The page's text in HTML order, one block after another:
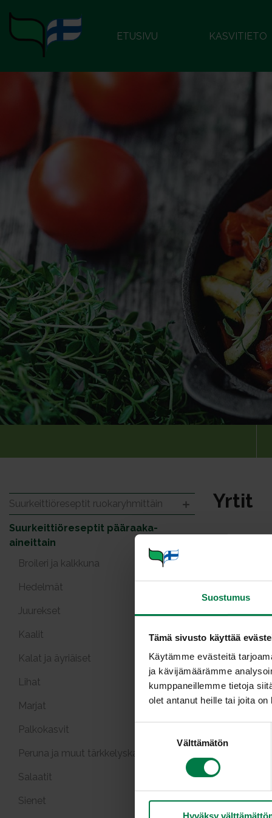
Suostumus
Tämä sivusto käyttää
Käytämme evästeitä
ja kävijämäärämme
kumppaneillemme tietoja
olet antanut heille tai joita
o
Välttämätön
Hyväksy
ETUSIVU KASVITIETO
Suurkeittiöreseptit ruokaryhmittäin
Suurkeittiöreseptit pääraaka-
aineittain
Broileri ja kalkkuna
Hedelmät
Juurekset
Kaalit
Kalat ja äyriäiset
Lihat
Marjat
Palkokasvit
Peruna ja muut tärkkelyskasvit
Salaatit
Sienet
Yrtit